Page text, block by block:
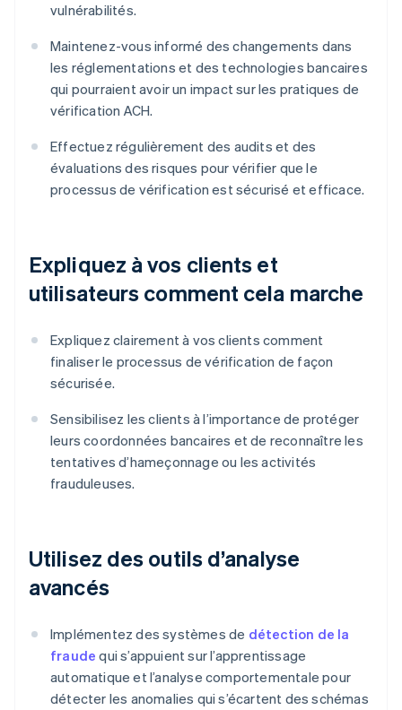
vulnérabilités.
Maintenez-vous informé des changements dans
les réglementations et des technologies bancaires
qui pourraient avoir un impact sur les pratiques de
vérification ACH.
Effectuez régulièrement des audits et des
évaluations des risques pour vérifier que le
processus de vérification est sécurisé et efficace.
Expliquez à vos clients et
utilisateurs comment cela marche
Expliquez clairement à vos clients comment
finaliser le processus de vérification de façon
sécurisée.
Sensibilisez les clients à l’importance de protéger
leurs coordonnées bancaires et de reconnaître les
tentatives d’hameçonnage ou les activités
frauduleuses.
Utilisez des outils d’analyse
avancés
Implémentez des systèmes de détection de la
fraude qui s’appuient sur l’apprentissage
automatique et l’analyse comportementale pour
détecter les anomalies qui s’écartent des schémas